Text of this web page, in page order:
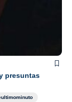
presuntas